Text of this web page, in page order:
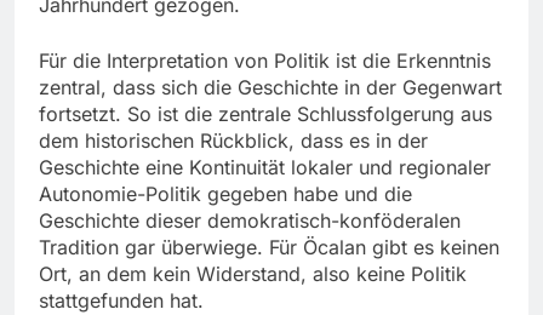
Jahrhundert gezogen.
Für die Interpretation von Politik ist die Erkenntnis
zentral, dass sich die Geschichte in der Gegenwart
fortsetzt. So ist die zentrale Schlussfolgerung aus
dem historischen Rückblick, dass es in der
Geschichte eine Kontinuität lokaler und regionaler
Autonomie-Politik gegeben habe und die
Geschichte dieser demokratisch-konföderalen
Tradition gar überwiege. Für Öcalan gibt es keinen
Ort, an dem kein Widerstand, also keine Politik
stattgefunden hat.